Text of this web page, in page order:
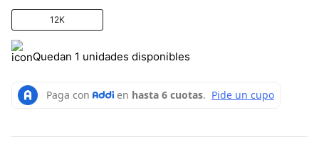
12K
Quedan 1 unidades disponibles